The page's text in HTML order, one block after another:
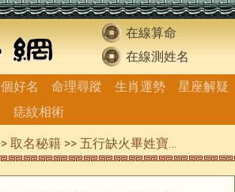
在線算命
在線測姓名
好名 命理尋蹤 生肖運勢
星座解疑
痣紋相術
取名秘籍 >> 五行缺火畢姓寶寶兩個字起名